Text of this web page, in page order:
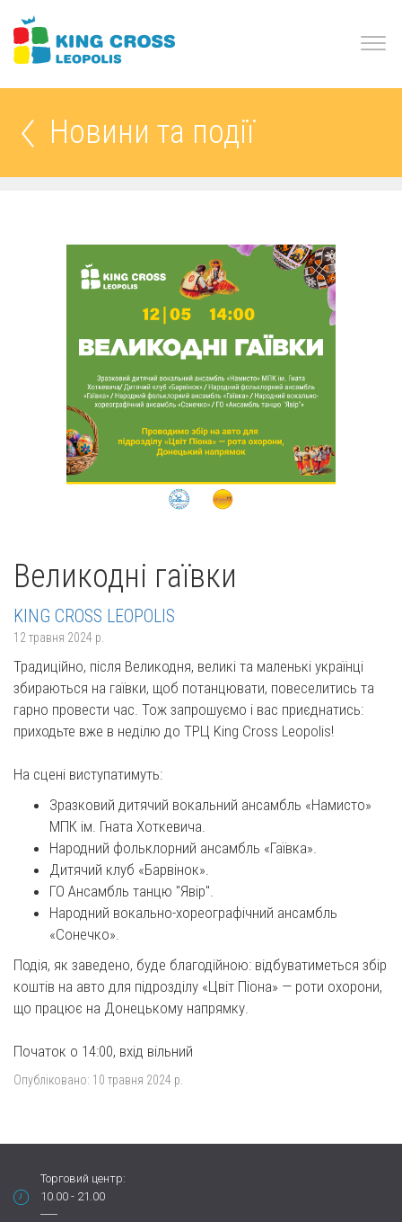
Новини та події
Великодні гаївки
KING CROSS LEOPOLIS
12 травня 2024 р.
Традиційно, після Великодня, великі та маленькі українці
збираються на гаївки, щоб потанцювати, повеселитись та
гарно провести час. Тож запрошуємо і вас приєднатись:
приходьте вже в неділю до ТРЦ King Cross Leopolis!
На сцені виступатимуть:
Зразковий дитячий вокальний ансамбль «Намисто»
МПК ім. Гната Хоткевича.
Народний фольклорний ансамбль «Гаївка».
Дитячий клуб «Барвінок».
ГО Ансамбль танцю "Явір".
Народний вокально-хореографічний ансамбль
«Сонечко».
Подія, як заведено, буде благодійною: відбуватиметься збір
коштів на авто для підрозділу «Цвіт Піона» — роти охорони,
що працює на Донецькому напрямку.
Початок о 14:00, вхід вільний
Опубліковано: 10 травня 2024 р.
Торговий центр:
10.00 - 21.00